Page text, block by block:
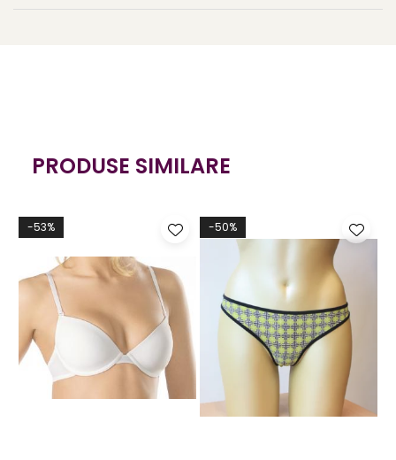
PRODUSE SIMILARE
-53% -50%